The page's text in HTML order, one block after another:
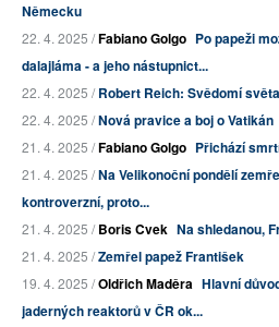
Německu
22. 4. 2025 /Fabiano Golgo Po papeži
dalajláma - a jeho nástupnict...
22. 4. 2025 /Robert Reich: Svědomí světa
22. 4. 2025 /Nová pravice a boj o Vatikán
21. 4. 2025 /Fabiano Golgo Přichází
21. 4. 2025 /Na Velikonoční pondělí
kontroverzní, proto...
21. 4. 2025 /Boris Cvek Na shledanou,
21. 4. 2025 /Zemřel papež František
19. 4. 2025 /Oldřich Maděra Hlavní
jaderných reaktorů v ČR ok...